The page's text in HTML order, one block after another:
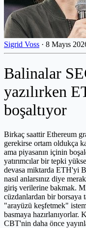
Sigrid Voss · 8 Mayıs
Balinalar
yazılırken
boşaltıyor
Birkaç saattir Ethereum
gerekirse ortam oldukça
ama piyasanın içinin
yatırımcılar bir tepki
devasa miktarda ETH'yi
nasıl anlarsınız diye
giriş verilerine bakmak.
cüzdanlardan bir borsaya
"arayüzü keşfetmek"
basmaya
CBT'nin daha önce